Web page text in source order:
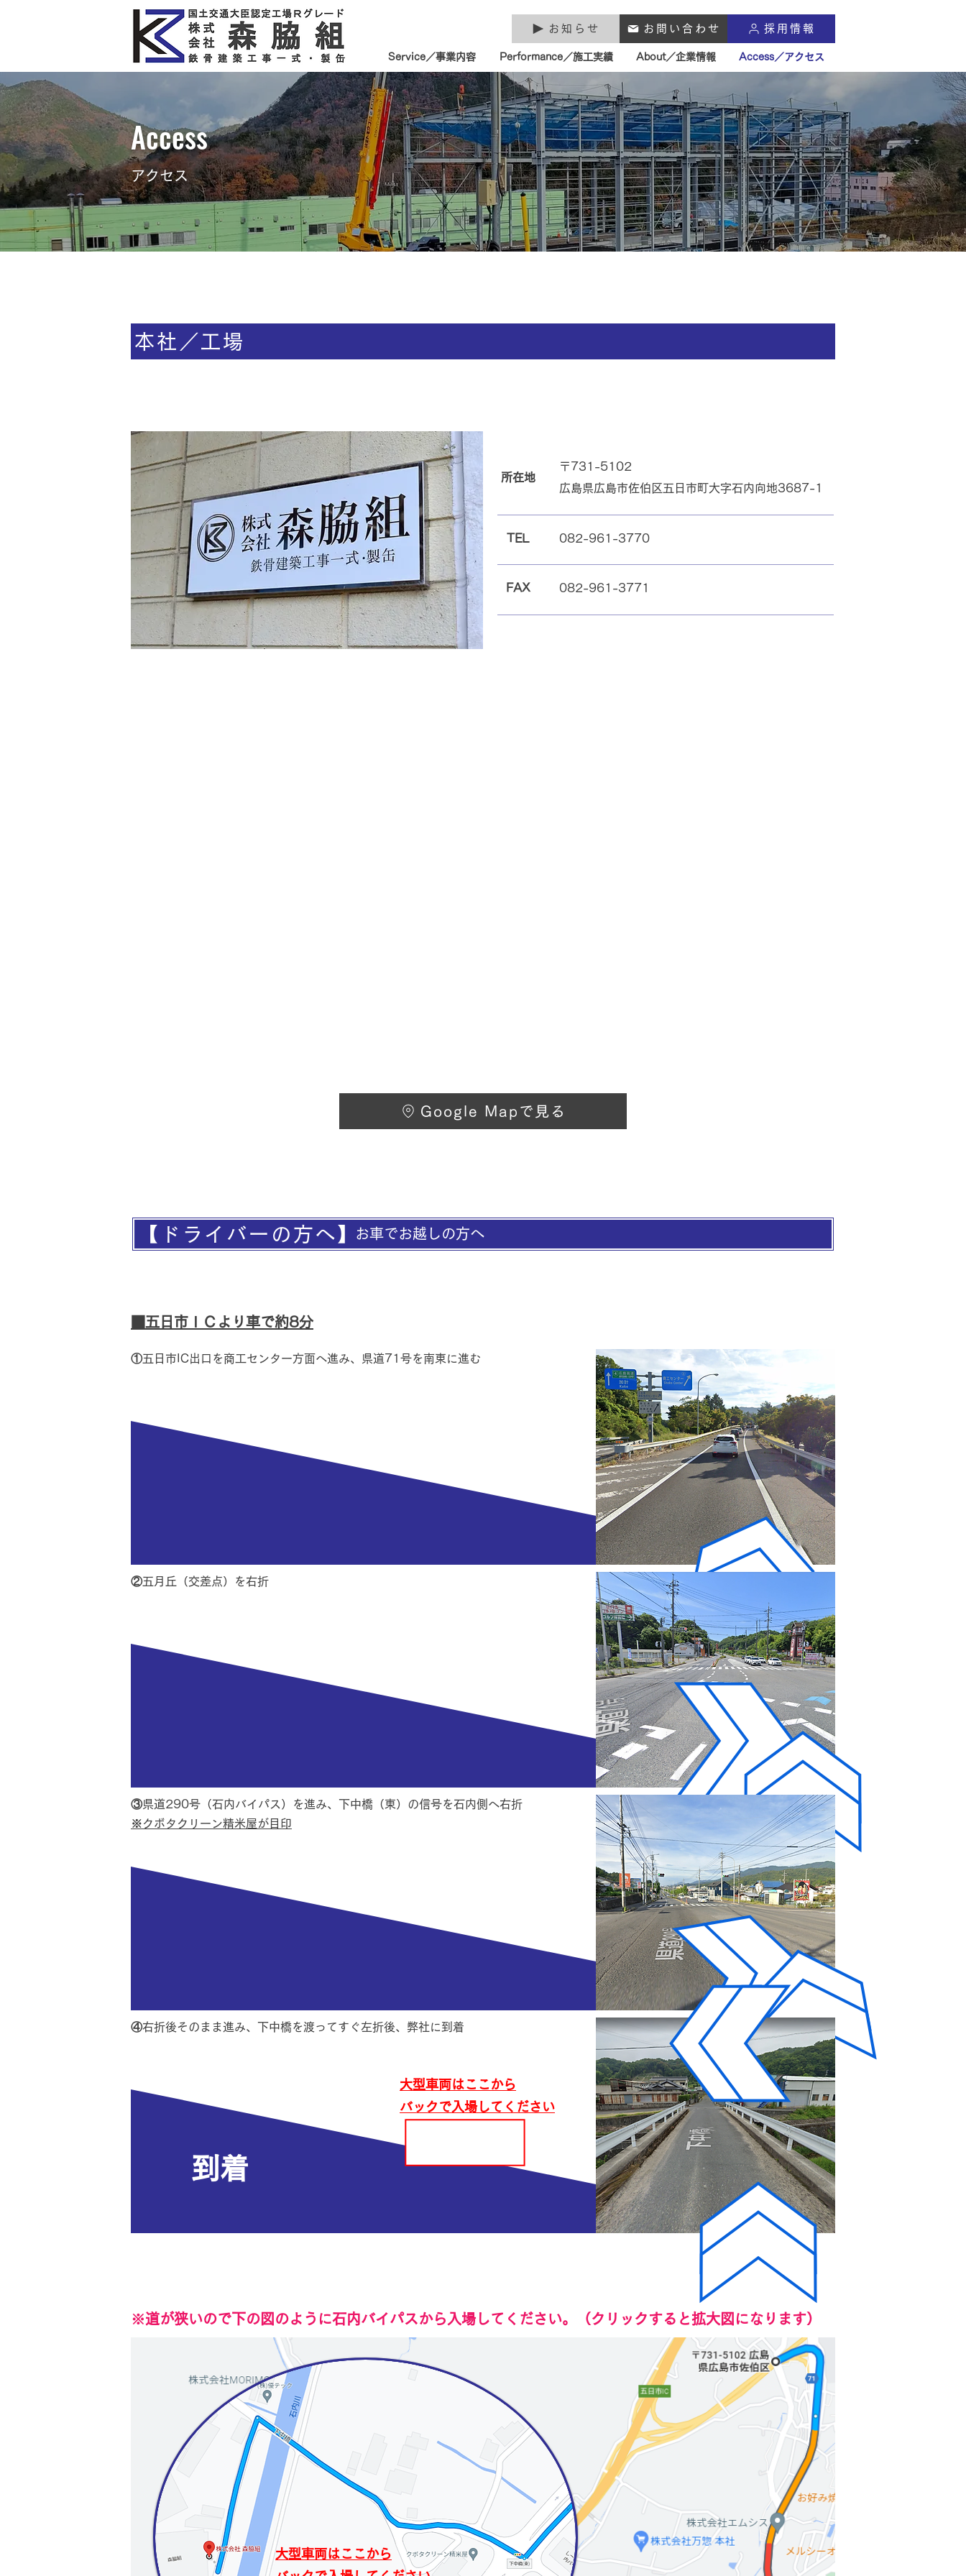
お知らせ お問い合わせ 採用情報
Service／事業内容 Performance／施工実績 About／企業情報 Access／アクセス
Access
アクセス
本社／工場
所在地
〒731-5102
広島県広島市佐伯区五日市町大字石内向地3687-1
TEL 082-961-3770
FAX 082-961-3771
Google Mapで見る
【ドライバーの方へ】​お車でお越しの方へ
■五日市ＩＣより車で約8分
①五日市IC出口を商工センター方面へ進み、県道71号を南東に進む
②五月丘（交差点）を右折
③県道290号（石内バイパス）を進み、下中橋（東）の信号を石内側へ右折
※クボタクリーン精米屋が目印
④右折後そのまま進み、下中橋を渡ってすぐ左折後、弊社に到着
大型車両はここから
バックで入場してください
到着
​※道が狭いので下の図のように石内バイパスから入場してください。（クリックすると拡大図になります）
大型車両はここから